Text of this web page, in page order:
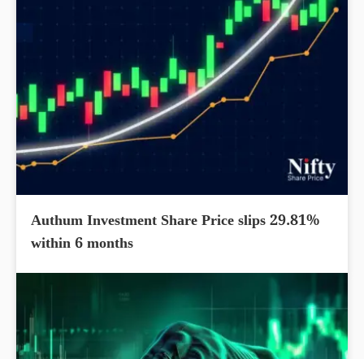
Authum Investment Share Price slips 29.81%
within 6 months